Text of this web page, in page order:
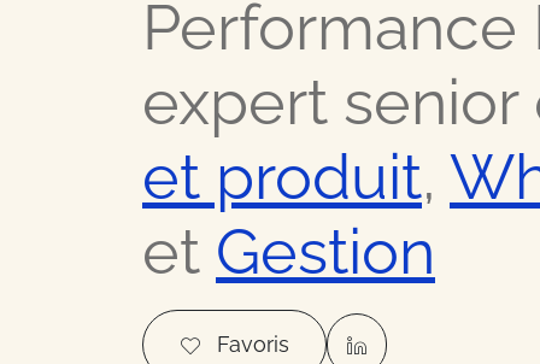
Nos meilleurs contacts dans
Nos meilleurs conseils
Offres
Performance
expert senior
et produit,
et Gestion
Favoris